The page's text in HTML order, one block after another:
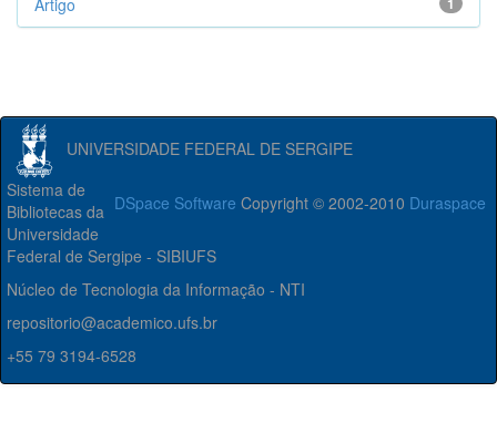
Artigo
UNIVERSIDADE FEDERAL DE SERGIPE
DSpace Software Copyright © 2002-2010 Duraspace
Sistema de
Bibliotecas da
Universidade
Federal de Sergipe - SIBIUFS
Núcleo de Tecnologia da Informação - NTI
repositorio@academico.ufs.br
+55 79 3194-6528